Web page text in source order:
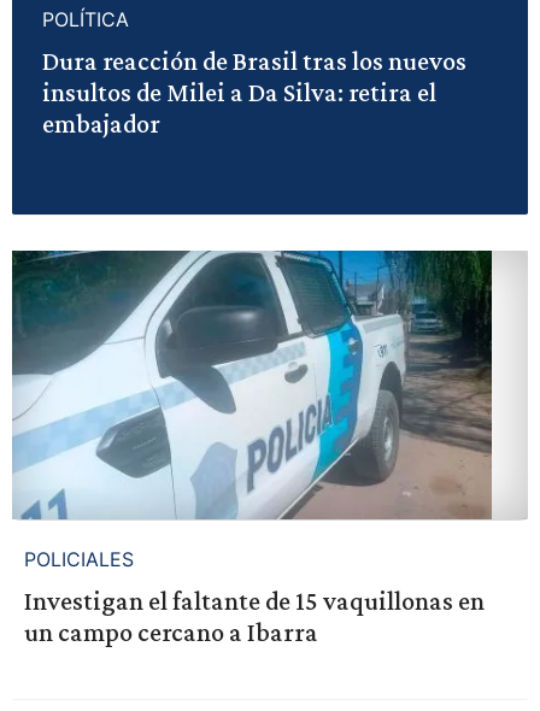
POLÍTICA
Dura reacción de Brasil tras los nuevos
insultos de Milei a Da Silva: retira el
embajador
POLICIALES
Investigan el faltante de 15 vaquillonas en
un campo cercano a Ibarra